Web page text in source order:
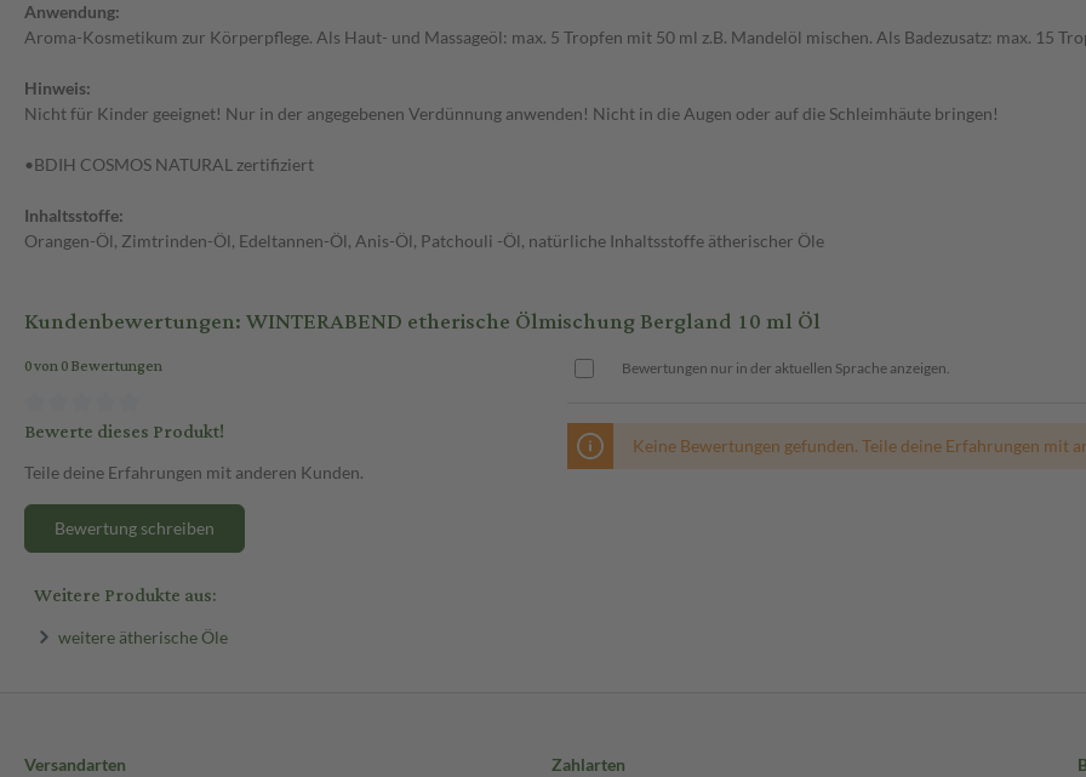
Anwendung:
Aroma-Kosmetikum zur Körperpflege. Als Haut- und Massageöl: max. 5 Tropfen mit 50 ml z.B. Mandelöl mischen. Als Badezusatz: max. 15
Hinweis:
Nicht für Kinder geeignet! Nur in der angegebenen Verdünnung anwenden! Nicht in die Augen oder auf die Schleimhäute bringen!
•BDIH COSMOS NATURAL zertifiziert
Inhaltsstoffe:
Orangen-Öl, Zimtrinden-Öl, Edeltannen-Öl, Anis-Öl, Patchouli -Öl, natürliche Inhaltsstoffe ätherischer Öle
Kundenbewertungen: WINTERABEND etherische Ölmischung Bergland 10 ml Öl
0 von 0 Bewertungen
Bewerte dieses Produkt!
Teile deine Erfahrungen mit anderen Kunden.
Bewertung schreiben
Bewertungen nur in der aktuellen Sprache anzeigen.
Keine Bewertungen gefunden. Teile deine Erfahrungen mit
Weitere Produkte aus:
weitere ätherische Öle
Versandarten
Zahlarten